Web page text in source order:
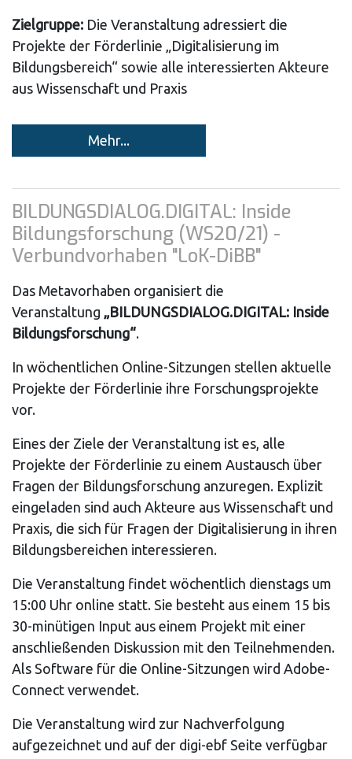
Zielgruppe: Die Veranstaltung adressiert die
Projekte der Förderlinie „Digitalisierung im
Bildungsbereich“ sowie alle interessierten Akteure
aus Wissenschaft und Praxis
Mehr...
BILDUNGSDIALOG.DIGITAL: Inside
Bildungsforschung (WS20/21) -
Verbundvorhaben "LoK-DiBB"
Das Metavorhaben organisiert die
Veranstaltung „BILDUNGSDIALOG.DIGITAL: Inside
Bildungsforschung“.
In wöchentlichen Online-Sitzungen stellen aktuelle
Projekte der Förderlinie ihre Forschungsprojekte
vor.
Eines der Ziele der Veranstaltung ist es, alle
Projekte der Förderlinie zu einem Austausch über
Fragen der Bildungsforschung anzuregen. Explizit
eingeladen sind auch Akteure aus Wissenschaft und
Praxis, die sich für Fragen der Digitalisierung in ihren
Bildungsbereichen interessieren.
Die Veranstaltung findet wöchentlich dienstags um
15:00 Uhr online statt. Sie besteht aus einem 15 bis
30-minütigen Input aus einem Projekt mit einer
anschließenden Diskussion mit den Teilnehmenden.
Als Software für die Online-Sitzungen wird Adobe-
Connect verwendet.
Die Veranstaltung wird zur Nachverfolgung
aufgezeichnet und auf der digi-ebf Seite verfügbar